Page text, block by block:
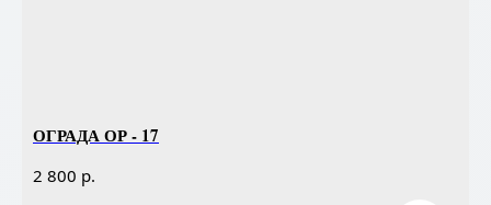
ОГРАДА ОР - 17
2 800 р.